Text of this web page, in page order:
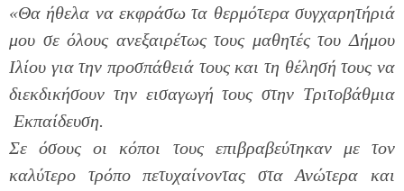
«Θα ήθελα να εκφράσω τα θερμότερα συγχαρητήριά
μου σε όλους ανεξαιρέτως τους μαθητές του Δήμου
Ιλίου για την προσπάθειά τους και τη θέλησή τους να
διεκδικήσουν την εισαγωγή τους στην Τριτοβάθμια
Εκπαίδευση.
Σε όσους οι κόποι τους επιβραβεύτηκαν με τον
καλύτερο τρόπο πετυχαίνοντας στα Ανώτερα και